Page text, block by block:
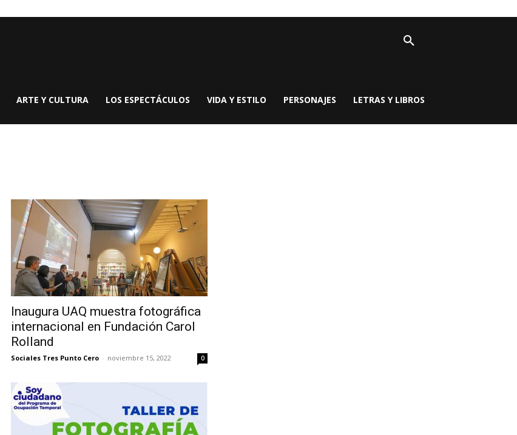
ARTE Y CULTURA LOS ESPECTÁCULOS VIDA Y ESTILO PERSONAJES LETRAS Y LIBROS
Inaugura UAQ muestra fotográfica
internacional en Fundación Carol
Rolland
Sociales Tres Punto Cero - noviembre 15, 2022 0